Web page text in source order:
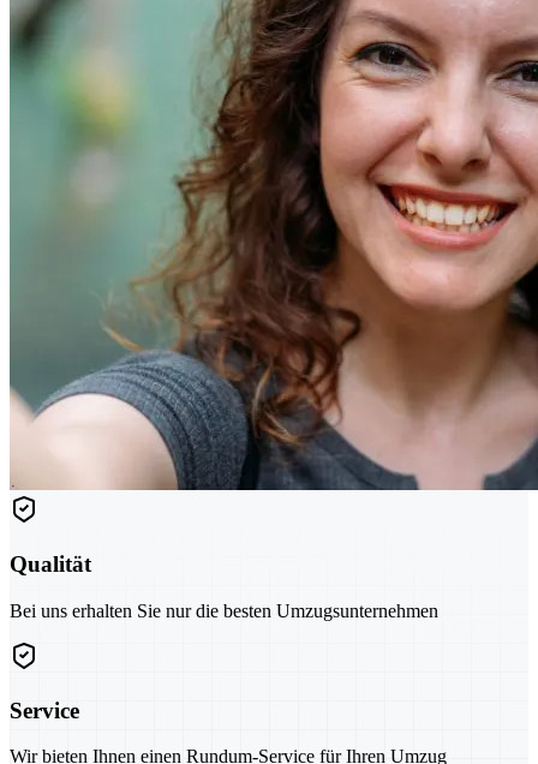
Qualität
Bei uns erhalten Sie nur die besten Umzugsunternehmen
Service
Wir bieten Ihnen einen Rundum-Service für Ihren Umzug